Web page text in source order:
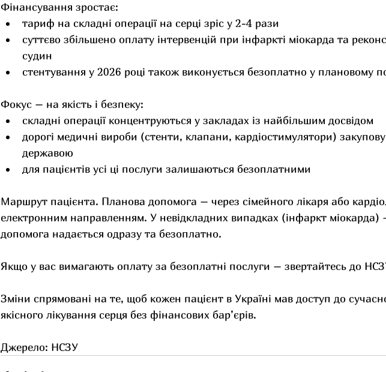
Фінансування зростає:
тариф на складні операції на серці зріс у 2-4 рази
суттєво збільшено оплату інтервенцій при інфаркті міокарда та
судин
стентування у 2026 році також виконується безоплатно у плановому
Фокус – на якість і безпеку:
складні операції концентруються у закладах із найбільшим досвідом
дорогі медичні вироби (стенти, клапани, кардіостимулятори)
державою
для пацієнтів усі ці послуги залишаються безоплатними
Маршрут пацієнта. Планова допомога – через сімейного лікаря або
електронним направленням. У невідкладних випадках (інфаркт міокарда)
допомога надається одразу та безоплатно.
Якщо у вас вимагають оплату за безоплатні послуги – звертайтесь до
Зміни спрямовані на те, щоб кожен пацієнт в Україні мав доступ до
якісного лікування серця без фінансових бар’єрів.
Джерело: НСЗУ